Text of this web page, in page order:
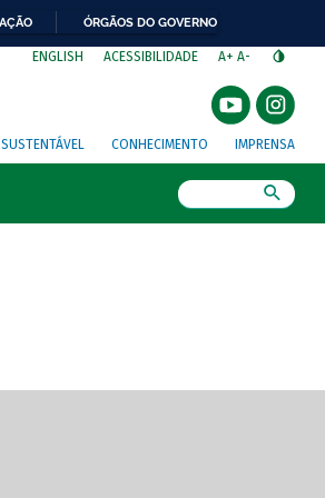
ÓRGÃOS DO GOVERNO
ENGLISH ACESSIBILIDADE A+ A-
CONHECIMENTO IMPRENSA
tela